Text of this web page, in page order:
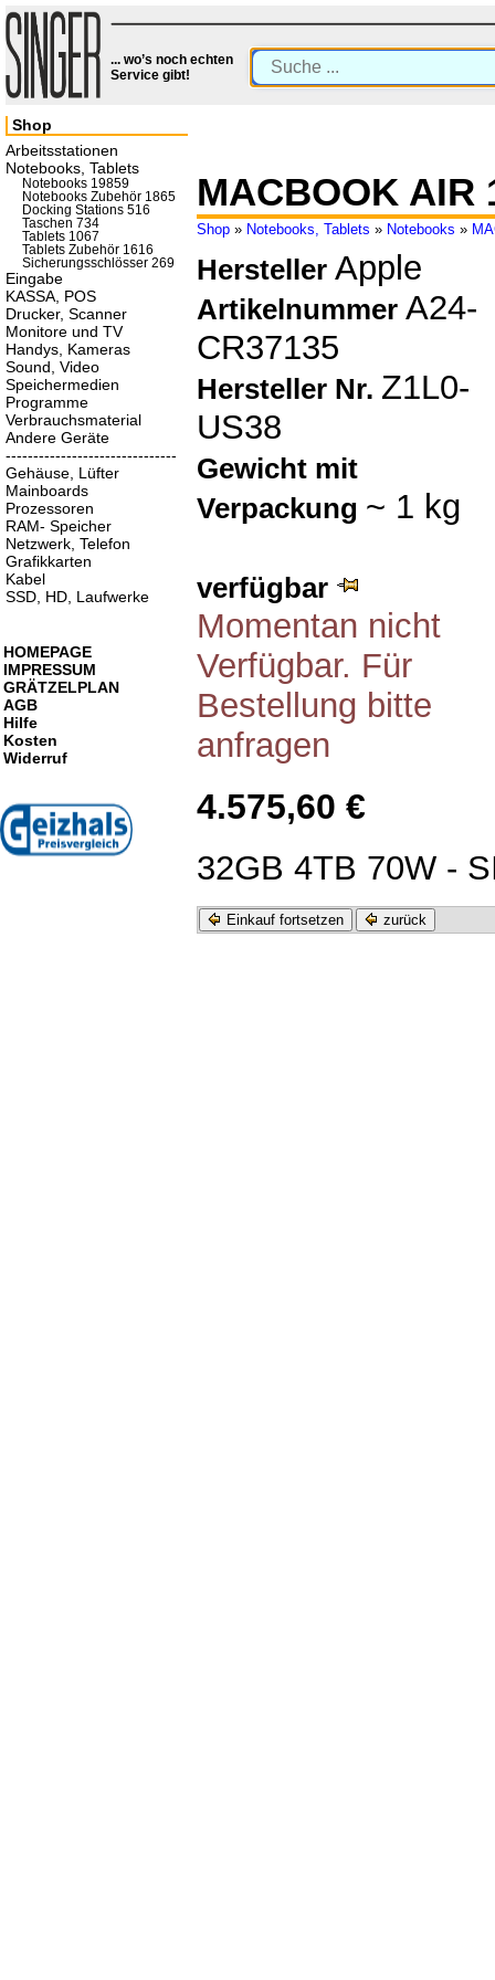
... wo’s noch echten
Service gibt!
MACBOOK AIR
Shop » Notebooks, Tablets » Notebooks »
Hersteller Apple
Artikelnummer A24-
CR37135
Hersteller Nr. Z1L0-
US38
Gewicht mit
Verpackung ~ 1 kg
verfügbar
Momentan nicht
Verfügbar. Für
Bestellung bitte
anfragen
4.575,60 €
32GB 4TB 70W -
Einkauf fortsetzen zurück
Shop
Arbeitsstationen
Notebooks, Tablets
Notebooks 19859
Notebooks Zubehör 1865
Docking Stations 516
Taschen 734
Tablets 1067
Tablets Zubehör 1616
Sicherungsschlösser 269
Eingabe
KASSA, POS
Drucker, Scanner
Monitore und TV
Handys, Kameras
Sound, Video
Speichermedien
Programme
Verbrauchsmaterial
Andere Geräte
-------------------------------
Gehäuse, Lüfter
Mainboards
Prozessoren
RAM- Speicher
Netzwerk, Telefon
Grafikkarten
Kabel
SSD, HD, Laufwerke
HOMEPAGE
IMPRESSUM
GRÄTZELPLAN
AGB
Hilfe
Kosten
Widerruf